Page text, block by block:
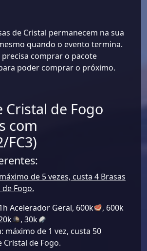
de Cristal permanecem na sua
quando o evento termina.
precisa comprar o pacote
poder comprar o próximo.
Cristal de Fogo
com
FC3)
de 5 vezes, custa 4 Brasas
Fogo.
Acelerador Geral, 600k
, 600k
, 30k
máximo de 1 vez, custa 50
Cristal de Fogo.